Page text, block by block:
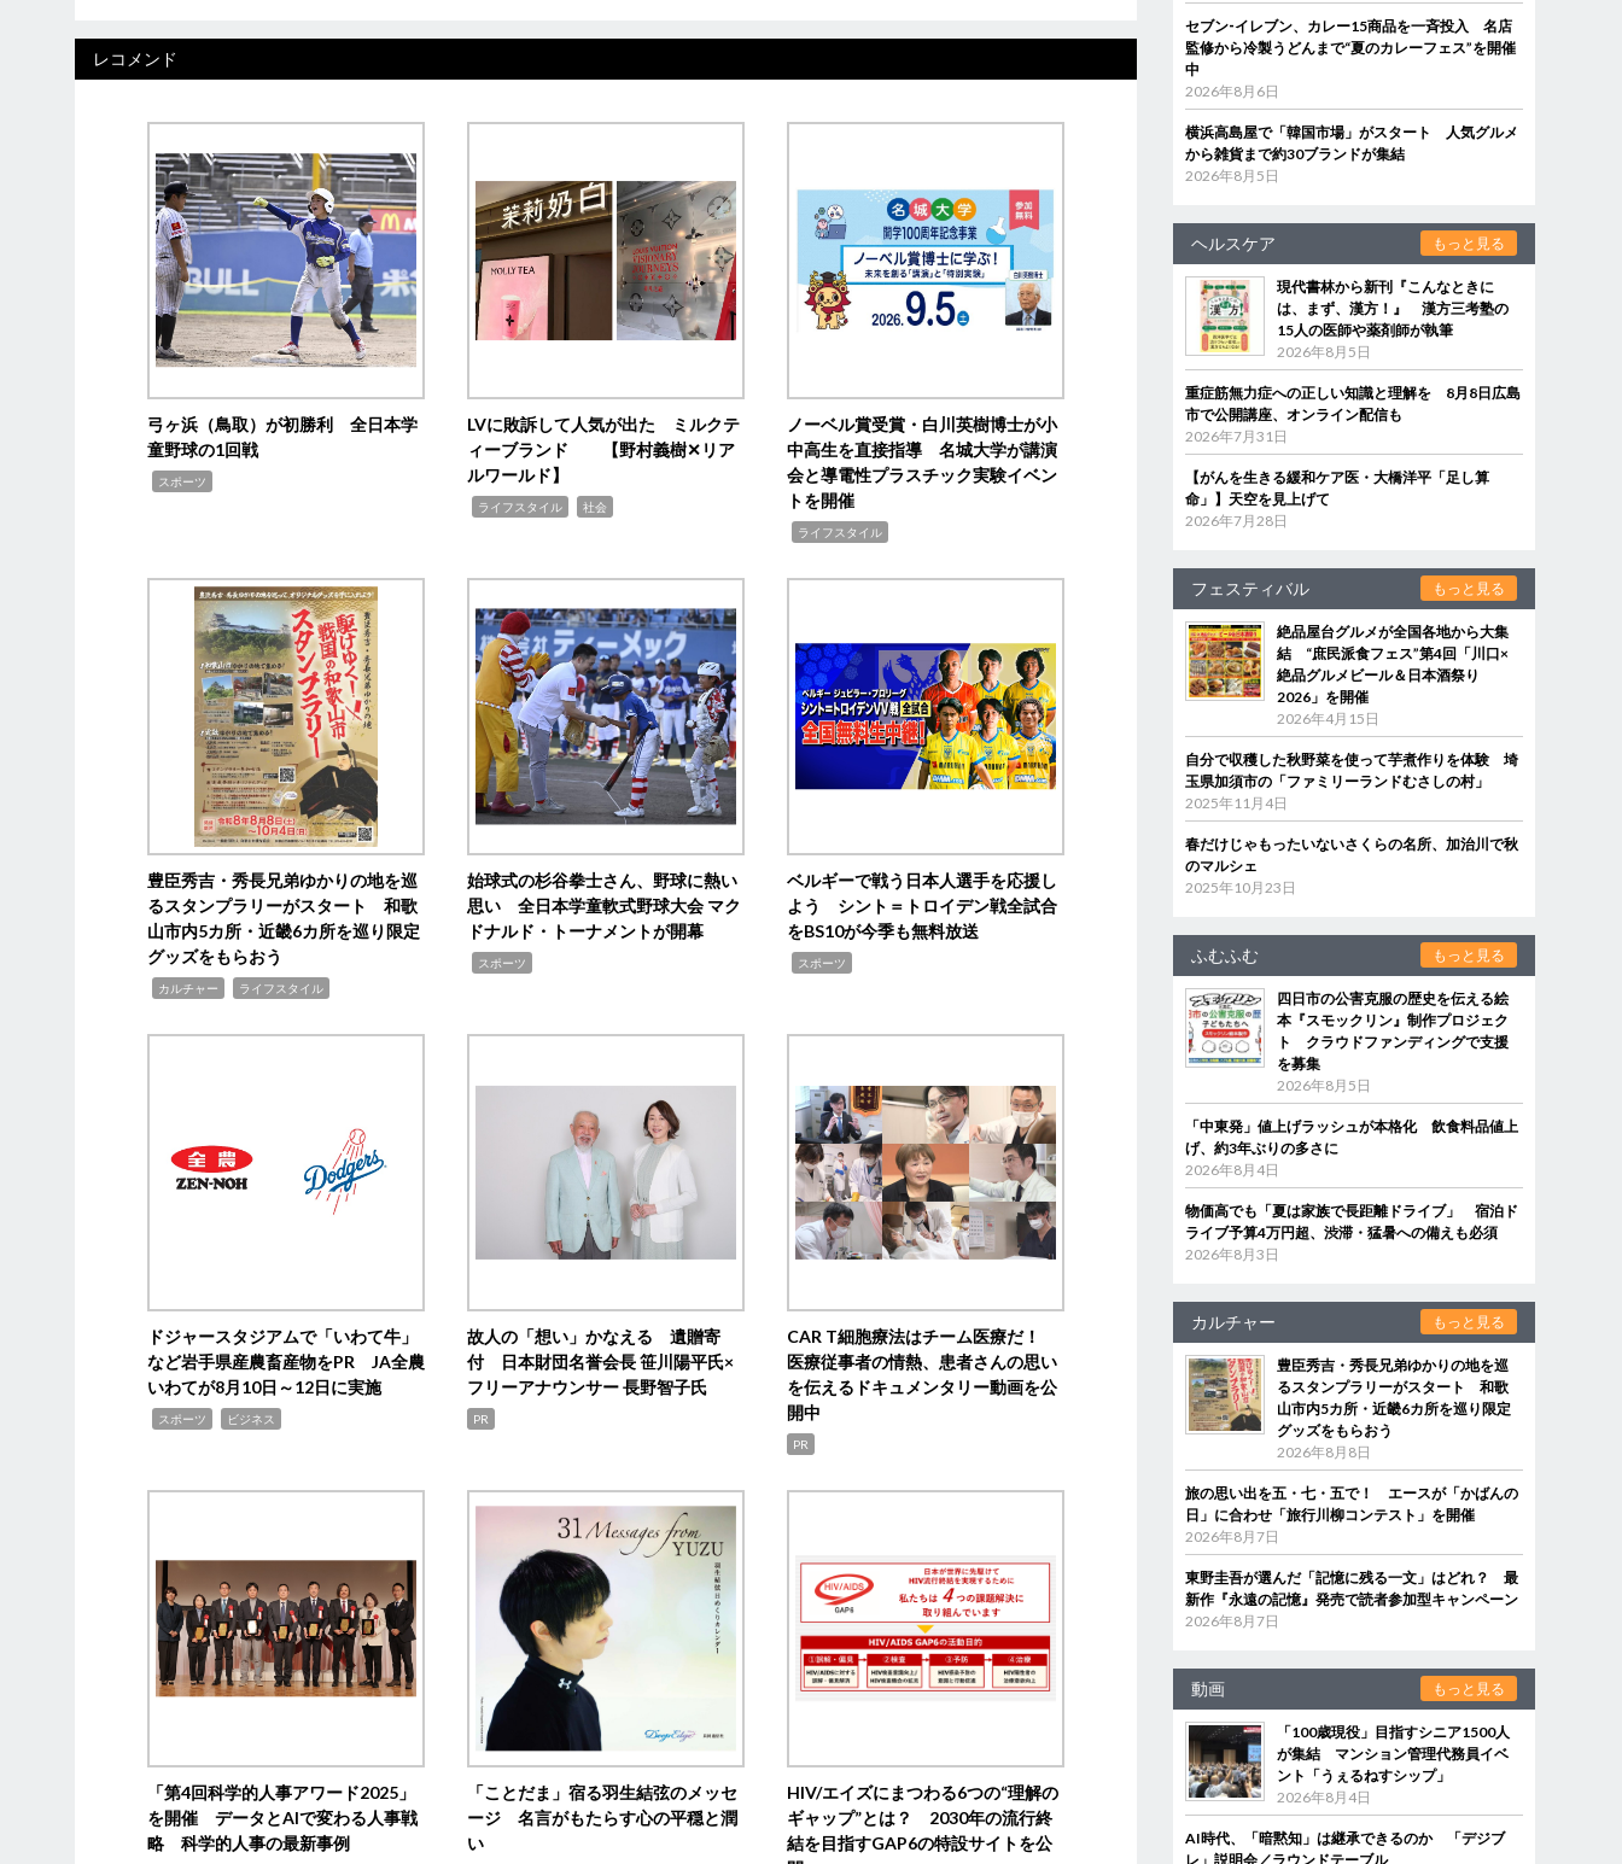
レコメンド
弓ヶ浜（鳥取）が初勝利 全日本学
童野球の1回戦
スポーツ
LVに敗訴して人気が出た ミルクテ
ィーブランド 【野村義樹✕リア
ルワールド】
ライフスタイル 社会
ノーベル賞受賞・白川英樹博士が小
中高生を直接指導 名城大学が講演
会と導電性プラスチック実験イベン
トを開催
ライフスタイル
豊臣秀吉・秀長兄弟ゆかりの地を巡
るスタンプラリーがスタート 和歌
山市内5カ所・近畿6カ所を巡り限定
グッズをもらおう
カルチャー ライフスタイル
始球式の杉谷拳士さん、野球に熱い
思い 全日本学童軟式野球大会 マク
ドナルド・トーナメントが開幕
スポーツ
ベルギーで戦う日本人選手を応援し
よう シント＝トロイデン戦全試合
をBS10が今季も無料放送
スポーツ
ドジャースタジアムで「いわて牛」
など岩手県産農畜産物をPR JA全農
いわてが8月10日～12日に実施
スポーツ ビジネス
故人の「想い」かなえる 遺贈寄
付 日本財団名誉会長 笹川陽平氏×
フリーアナウンサー 長野智子氏
PR
CAR T細胞療法はチーム医療だ！
医療従事者の情熱、患者さんの思い
を伝えるドキュメンタリー動画を公
開中
PR
「第4回科学的人事アワード2025」
を開催 データとAIで変わる人事戦
略 科学的人事の最新事例
「ことだま」宿る羽生結弦のメッセ
ージ 名言がもたらす心の平穏と潤
い
HIV/エイズにまつわる6つの“理解の
ギャップ”とは？ 2030年の流行終
結を目指すGAP6の特設サイトを公
セブン‐イレブン、カレー15商品を一斉投入 名店
監修から冷製うどんまで“夏のカレーフェス”を開催
中
2026年8月6日
横浜高島屋で「韓国市場」がスタート 人気グルメ
から雑貨まで約30ブランドが集結
2026年8月5日
ヘルスケア もっと見る
現代書林から新刊『こんなときに
は、まず、漢方！』 漢方三考塾の
15人の医師や薬剤師が執筆
2026年8月5日
重症筋無力症への正しい知識と理解を 8月8日広島
市で公開講座、オンライン配信も
2026年7月31日
【がんを生きる緩和ケア医・大橋洋平「足し算
命」】天空を見上げて
2026年7月28日
フェスティバル もっと見る
絶品屋台グルメが全国各地から大集
結 “庶民派食フェス”第4回「川口×
絶品グルメビール＆日本酒祭り
2026」を開催
2026年4月15日
自分で収穫した秋野菜を使って芋煮作りを体験 埼
玉県加須市の「ファミリーランドむさしの村」
2025年11月4日
春だけじゃもったいないさくらの名所、加治川で秋
のマルシェ
2025年10月23日
ふむふむ もっと見る
四日市の公害克服の歴史を伝える絵
本『スモックリン』制作プロジェク
ト クラウドファンディングで支援
を募集
2026年8月5日
「中東発」値上げラッシュが本格化 飲食料品値上
げ、約3年ぶりの多さに
2026年8月4日
物価高でも「夏は家族で長距離ドライブ」 宿泊ド
ライブ予算4万円超、渋滞・猛暑への備えも必須
2026年8月3日
カルチャー もっと見る
豊臣秀吉・秀長兄弟ゆかりの地を巡
るスタンプラリーがスタート 和歌
山市内5カ所・近畿6カ所を巡り限定
グッズをもらおう
2026年8月8日
旅の思い出を五・七・五で！ エースが「かばんの
日」に合わせ「旅行川柳コンテスト」を開催
2026年8月7日
東野圭吾が選んだ「記憶に残る一文」はどれ？ 最
新作『永遠の記憶』発売で読者参加型キャンペーン
2026年8月7日
動画 もっと見る
「100歳現役」目指すシニア1500人
が集結 マンション管理代務員イベ
ント「うぇるねすシップ」
2026年8月4日
AI時代、「暗黙知」は継承できるのか 「デジブ
レ」説明会／ラウンドテーブル